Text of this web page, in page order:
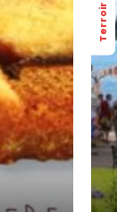
Terroir